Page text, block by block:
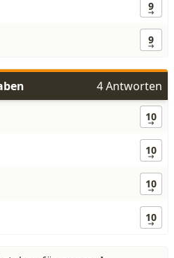
9
9
4 Antworten
10
10
10
10